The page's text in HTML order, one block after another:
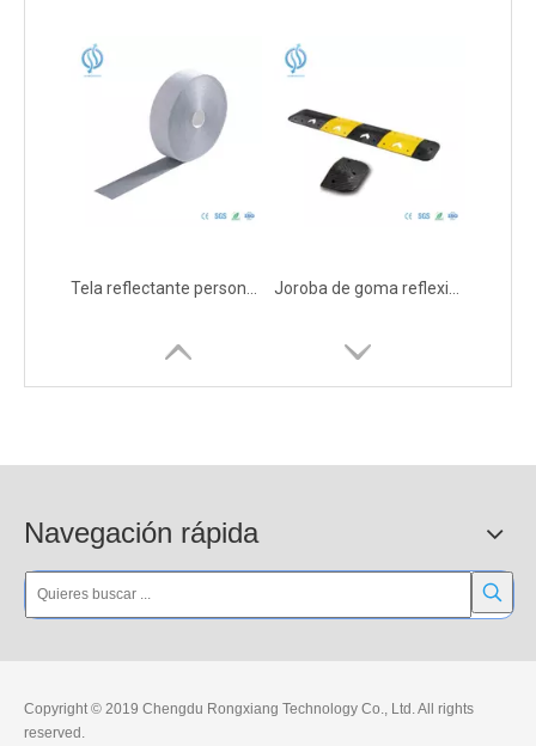
Navegación rápida
Copyright © 2019 Chengdu Rongxiang Technology Co., Ltd. All rights
reserved.